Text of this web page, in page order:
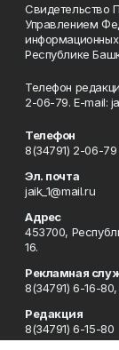
Свидетельство
Управлением
Республике
Телефон
2-06-79. Е-mаil:
Телефон
8(34791) 2-06-79
Эл. почта
jaik_1@mail.ru
Адрес
453700,
16.
Рекламная
8(34791) 6-16-
Редакция
8(34791) 6-15-80